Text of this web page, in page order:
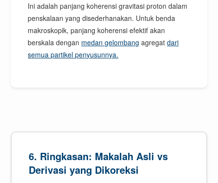
Ini adalah panjang koherensi gravitasi proton dalam
penskalaan yang disederhanakan. Untuk benda
makroskopik, panjang koherensi efektif akan
berskala dengan medan gelombang agregatdari
semua partikel penyusunnya.
6. Ringkasan: Makalah Asli vs
Derivasi yang Dikoreksi